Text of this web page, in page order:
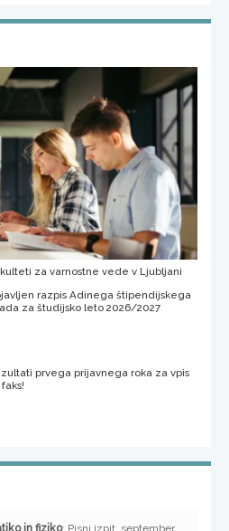
za varnostne vede v Ljubljani
razpis Adinega štipendijskega
za študijsko leto 2026/2027
prvega prijavnega roka za vpis